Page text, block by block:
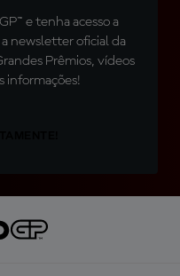
e tenha acesso a
newsletter oficial da
Prêmios, vídeos
informações!